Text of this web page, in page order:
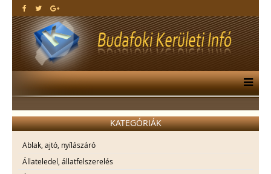
KATEGÓRIÁK
Ablak, ajtó, nyílászáró
Állateledel, állatfelszerelés